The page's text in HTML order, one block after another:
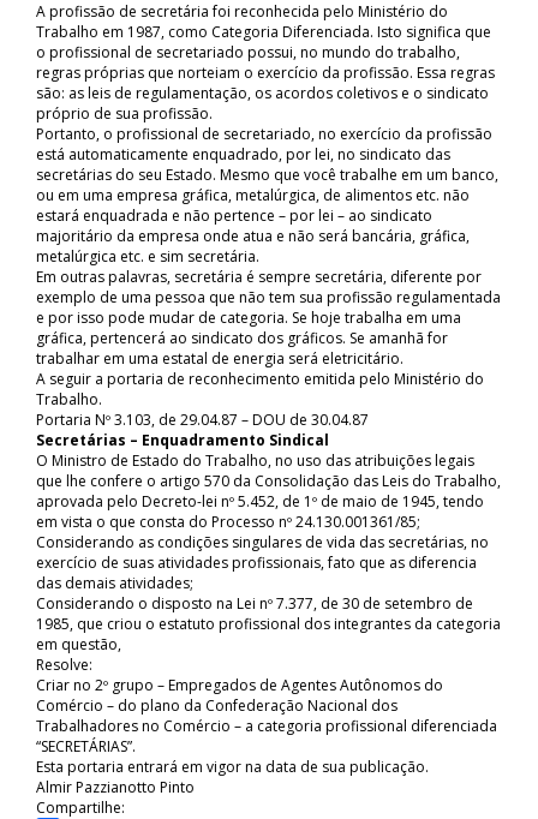
A profissão de secretária foi reconhecida pelo Ministério do
Trabalho em 1987, como Categoria Diferenciada. Isto significa que
o profissional de secretariado possui, no mundo do trabalho,
regras próprias que norteiam o exercício da profissão. Essa regras
são: as leis de regulamentação, os acordos coletivos e o sindicato
próprio de sua profissão.
Portanto, o profissional de secretariado, no exercício da profissão
está automaticamente enquadrado, por lei, no sindicato das
secretárias do seu Estado. Mesmo que você trabalhe em um banco,
ou em uma empresa gráfica, metalúrgica, de alimentos etc. não
estará enquadrada e não pertence – por lei – ao sindicato
majoritário da empresa onde atua e não será bancária, gráfica,
metalúrgica etc. e sim secretária.
Em outras palavras, secretária é sempre secretária, diferente por
exemplo de uma pessoa que não tem sua profissão regulamentada
e por isso pode mudar de categoria. Se hoje trabalha em uma
gráfica, pertencerá ao sindicato dos gráficos. Se amanhã for
trabalhar em uma estatal de energia será eletricitário.
A seguir a portaria de reconhecimento emitida pelo Ministério do
Trabalho.
Portaria Nº 3.103, de 29.04.87 – DOU de 30.04.87
Secretárias – Enquadramento Sindical
O Ministro de Estado do Trabalho, no uso das atribuições legais
que lhe confere o artigo 570 da Consolidação das Leis do Trabalho,
aprovada pelo Decreto-lei nº 5.452, de 1º de maio de 1945, tendo
em vista o que consta do Processo nº 24.130.001361/85;
Considerando as condições singulares de vida das secretárias, no
exercício de suas atividades profissionais, fato que as diferencia
das demais atividades;
Considerando o disposto na Lei nº 7.377, de 30 de setembro de
1985, que criou o estatuto profissional dos integrantes da categoria
em questão,
Resolve:
Criar no 2º grupo – Empregados de Agentes Autônomos do
Comércio – do plano da Confederação Nacional dos
Trabalhadores no Comércio – a categoria profissional diferenciada
“SECRETÁRIAS”.
Esta portaria entrará em vigor na data de sua publicação.
Almir Pazzianotto Pinto
Compartilhe: